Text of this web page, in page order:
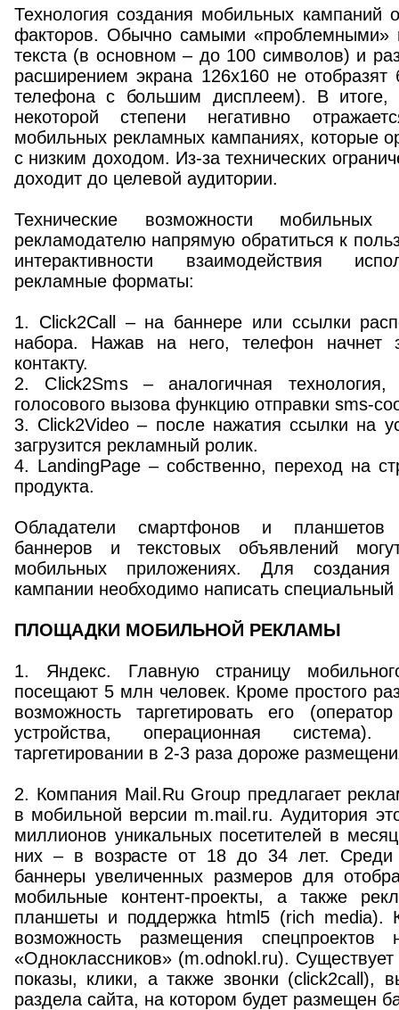
Технология создания мобильных кампаний
факторов. Обычно самыми «проблемными»
текста (в основном – до 100 символов) и
расширением экрана 126х160 не
телефона с большим дисплеем). В итоге,
некоторой степени негативно
мобильных рекламных кампаниях, которые
с низким доходом. Из-за технических
доходит до целевой аудитории.
Технические возможности мобильных
рекламодателю напрямую обратиться к
интерактивности взаимодействия
рекламные форматы:
1. Click2Call – на баннере или ссылки
набора. Нажав на него, телефон начнет
контакту.
2. Click2Sms – аналогичная
голосового вызова функцию отправки sms-
3. Click2Video – после нажатия ссылки на
загрузится рекламный ролик.
4. LandingPage – собственно, переход на
продукта.
Обладатели смартфонов и планшетов
баннеров и текстовых объявлений
мобильных приложениях. Для
кампании необходимо написать
ПЛОЩАДКИ МОБИЛЬНОЙ РЕКЛАМЫ
1. Яндекс. Главную страницу
посещают 5 млн человек. Кроме простого
возможность таргетировать его
устройства, операционная
таргетировании в 2-3 раза дороже
2. Компания Mail.Ru Group предлагает
в мобильной версии m.mail.ru. Аудитория
миллионов уникальных посетителей в
них – в возрасте от 18 до 34 лет. Среди
баннеры увеличенных размеров для
мобильные контент-проекты, а также
планшеты и поддержка html5 (rich media).
возможность размещения
«Одноклассников» (m.odnokl.ru).
показы, клики, а также звонки (click2call),
раздела сайта, на котором будет размещен